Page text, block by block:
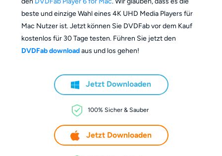
beste und einzige Wahl eines 4K UHD Media Players für
Mac Nutzer ist. Jetzt können Sie DVDFab vor dem Kauf
kostenlos für 30 Tage testen. Führen Sie jetzt den
DVDFab downloadaus und los gehen!
Jetzt Downloaden
100% Sicher & Sauber
Jetzt Downloaden